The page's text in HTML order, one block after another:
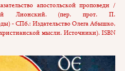
апостольской проповеди /
Лионский. (пер. прот. П.
- СПб.: Издательство Олега Абышко,
мысли. Источники). ISBN